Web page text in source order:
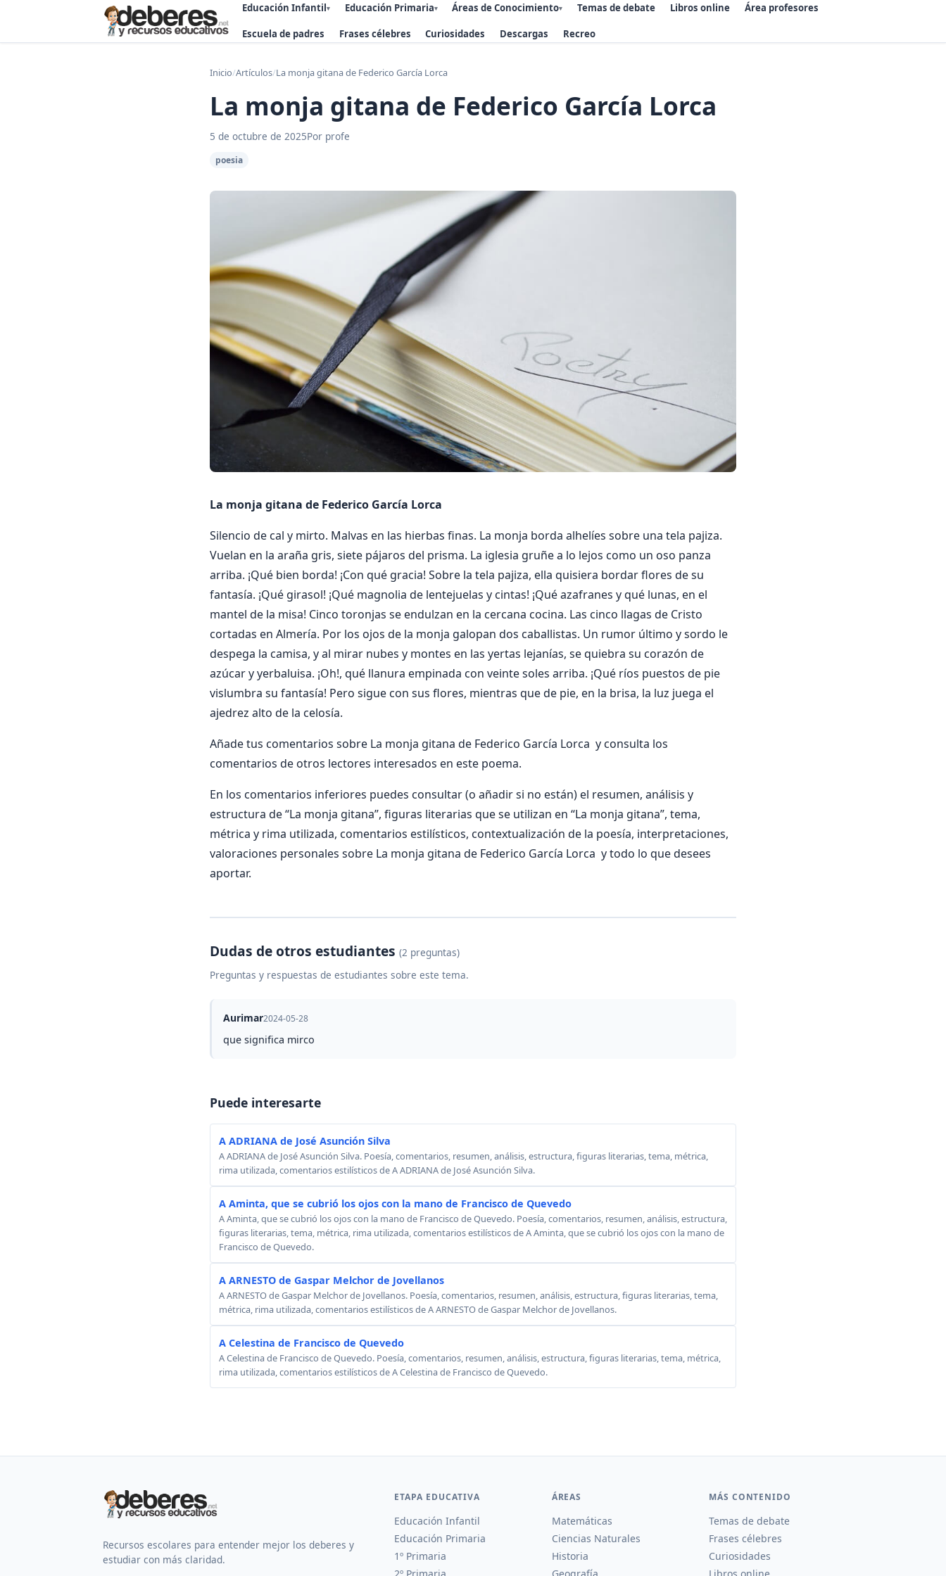
Educación Infantil▾ Educación Primaria▾ Áreas de Conocimiento▾ Temas de debate Libros online Área profesores
Escuela de padres Frases célebres Curiosidades Descargas Recreo
Inicio/Artículos/La monja gitana de Federico García Lorca
La monja gitana de Federico García Lorca
5 de octubre de 2025Por profe
poesia
La monja gitana de Federico García Lorca
Silencio de cal y mirto. Malvas en las hierbas finas. La monja borda alhelíes sobre una tela pajiza.
Vuelan en la araña gris, siete pájaros del prisma. La iglesia gruñe a lo lejos como un oso panza
arriba. ¡Qué bien borda! ¡Con qué gracia! Sobre la tela pajiza, ella quisiera bordar flores de su
fantasía. ¡Qué girasol! ¡Qué magnolia de lentejuelas y cintas! ¡Qué azafranes y qué lunas, en el
mantel de la misa! Cinco toronjas se endulzan en la cercana cocina. Las cinco llagas de Cristo
cortadas en Almería. Por los ojos de la monja galopan dos caballistas. Un rumor último y sordo le
despega la camisa, y al mirar nubes y montes en las yertas lejanías, se quiebra su corazón de
azúcar y yerbaluisa. ¡Oh!, qué llanura empinada con veinte soles arriba. ¡Qué ríos puestos de pie
vislumbra su fantasía! Pero sigue con sus flores, mientras que de pie, en la brisa, la luz juega el
ajedrez alto de la celosía.
Añade tus comentarios sobre La monja gitana de Federico García Lorca y consulta los
comentarios de otros lectores interesados en este poema.
En los comentarios inferiores puedes consultar (o añadir si no están) el resumen, análisis y
estructura de “La monja gitana”, figuras literarias que se utilizan en “La monja gitana”, tema,
métrica y rima utilizada, comentarios estilísticos, contextualización de la poesía, interpretaciones,
valoraciones personales sobre La monja gitana de Federico García Lorca y todo lo que desees
aportar.
Dudas de otros estudiantes (2 preguntas)
Preguntas y respuestas de estudiantes sobre este tema.
Aurimar2024-05-28
que significa mirco
Puede interesarte
A ADRIANA de José Asunción Silva
A ADRIANA de José Asunción Silva. Poesía, comentarios, resumen, análisis, estructura, figuras literarias, tema, métrica,
rima utilizada, comentarios estilísticos de A ADRIANA de José Asunción Silva.
A Aminta, que se cubrió los ojos con la mano de Francisco de Quevedo
A Aminta, que se cubrió los ojos con la mano de Francisco de Quevedo. Poesía, comentarios, resumen, análisis, estructura,
figuras literarias, tema, métrica, rima utilizada, comentarios estilísticos de A Aminta, que se cubrió los ojos con la mano de
Francisco de Quevedo.
A ARNESTO de Gaspar Melchor de Jovellanos
A ARNESTO de Gaspar Melchor de Jovellanos. Poesía, comentarios, resumen, análisis, estructura, figuras literarias, tema,
métrica, rima utilizada, comentarios estilísticos de A ARNESTO de Gaspar Melchor de Jovellanos.
A Celestina de Francisco de Quevedo
A Celestina de Francisco de Quevedo. Poesía, comentarios, resumen, análisis, estructura, figuras literarias, tema, métrica,
rima utilizada, comentarios estilísticos de A Celestina de Francisco de Quevedo.
Recursos escolares para entender mejor los deberes y
estudiar con más claridad.
ETAPA EDUCATIVA
Educación Infantil
Educación Primaria
1º Primaria
ÁREAS
Matemáticas
Ciencias Naturales
Historia
MÁS CONTENIDO
Temas de debate
Frases célebres
Curiosidades